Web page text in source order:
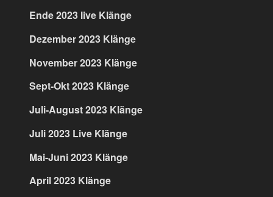
Ende 2023 live Klänge
Dezember 2023 Klänge
November 2023 Klänge
Sept-Okt 2023 Klänge
Juli-August 2023 Klänge
Juli 2023 Live Klänge
Mai-Juni 2023 Klänge
April 2023 Klänge